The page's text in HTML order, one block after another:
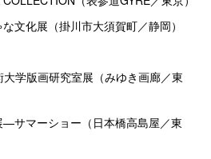
文化展（掛川市大須賀町／静岡）
大学版画研究室展（みゆき画廊／東
—サマーショー（日本橋高島屋／東